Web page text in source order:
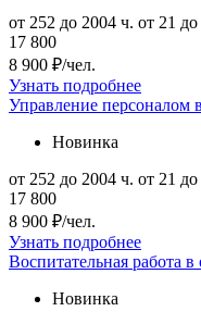
от 252 до 2004 ч. от 21
17 800
8 900 ₽/чел.
Узнать подробнее
Управление персоналом
Новинка
от 252 до 2004 ч. от 21
17 800
8 900 ₽/чел.
Узнать подробнее
Воспитательная работа
Новинка